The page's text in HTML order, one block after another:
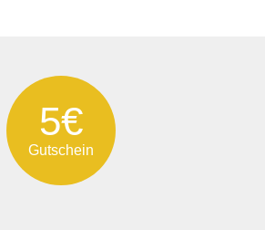
5€
Gutschein